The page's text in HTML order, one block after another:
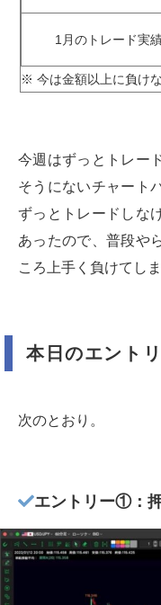
1月のトレード実
※ 今は金額以上に負け
今週はずっとトレー
そうにないチャート
ずっとトレードしな
あったので、普段や
ころ上手く負けてし
本日のエント
次のとおり。
エントリー①：